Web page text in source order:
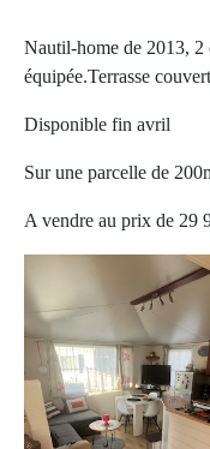
Nautil-home de 2013, 2
équipée.Terrasse
Disponible fin avril
Sur une parcelle de
A vendre au prix de 29